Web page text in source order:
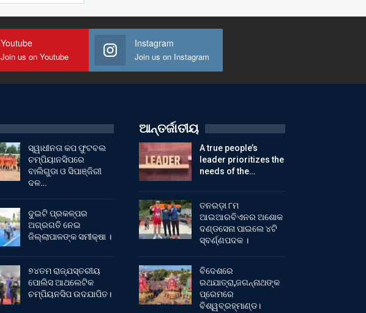
Youtube
Join us on Youtube
Instagram
Join us on Instagram
ସ୍ୱାଧୀନତା କପ ଫୁଟବଲ
ଚମ୍ପିୟାନସିପରେ
ବାଲିଗୁଡା ଓ ସିପାଞ୍ଜିରୀ
ଦଳ…
ଦୁଇଟି ପ୍ରକଳ୍ପର
ଅଗ୍ରଗତି ନେଇ
ଜିଲ୍ଲାପାଳଙ୍କ ସମୀକ୍ଷା ।
୭୪ତମ ରାଜ୍ଯସ୍ତରୀୟ
ପୋଲିସ ଆଥଲେଟିକ
ଚମ୍ପିୟନସିପ ଉଦଯାପିତ।
ଆନ୍ତର୍ଜାତୀୟ
A true people’s
leader prioritizes the
needs of the…
ତନରଡ଼ା ୮ମ
ଆଇଆରବିଏନର ଅଶୋକ
ଦଣ୍ଡସେନା ପାଇଲେ ୪ଟି
ସ୍ବର୍ଣ୍ଣପଦକ ।
ବିଦେଶରେ
ରଥଯାତ୍ରା,ଜଗନ୍ନାଥଙ୍କ
ପ୍ରେମରେ
ବିଶ୍ୱବ୍ରହ୍ମାଣ୍ଡ।